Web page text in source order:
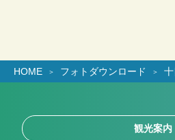
HOME フォトダウンロード
観光案内